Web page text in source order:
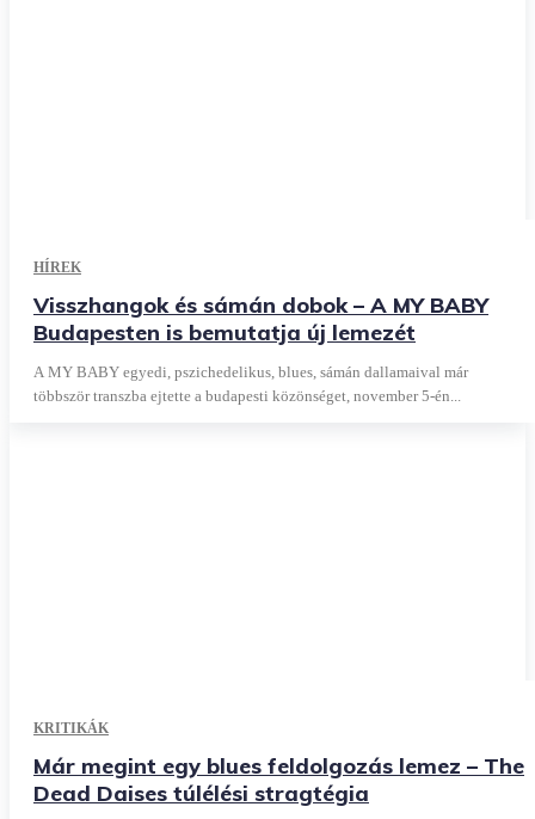
HÍREK
Visszhangok és sámán dobok – A MY BABY
Budapesten is bemutatja új lemezét
A MY BABY egyedi, pszichedelikus, blues, sámán dallamaival már
többször transzba ejtette a budapesti közönséget, november 5-én...
KRITIKÁK
Már megint egy blues feldolgozás lemez – The
Dead Daises túlélési stragtégia